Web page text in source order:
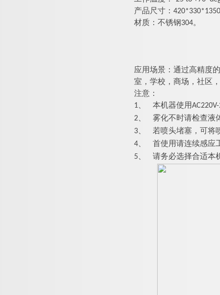
产品尺寸： 420*330*1350
材质：不锈钢304。
应用场景： 通过高精度
室，学校，商场，社区
注意：
1、
本机器使用
2、
雾化不时请检查液
3、
若喷头堵塞，可将
4、
首使用请连续感应
5、
请务必选择合适本